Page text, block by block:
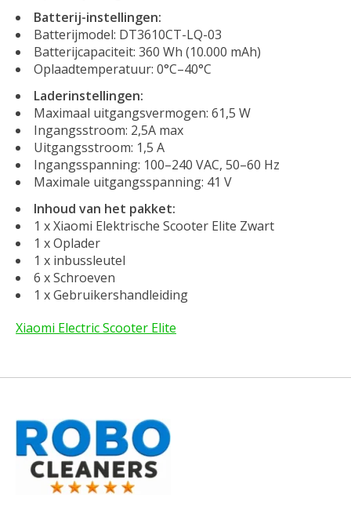
Batterij-instellingen:
Batterijmodel: DT3610CT-LQ-03
Batterijcapaciteit: 360 Wh (10.000 mAh)
Oplaadtemperatuur: 0°C–40°C
Laderinstellingen:
Maximaal uitgangsvermogen: 61,5 W
Ingangsstroom: 2,5A max
Uitgangsstroom: 1,5 A
Ingangsspanning: 100–240 VAC, 50–60 Hz
Maximale uitgangsspanning: 41 V
Inhoud van het pakket:
1 x Xiaomi Elektrische Scooter Elite Zwart
1 x Oplader
1 x inbussleutel
6 x Schroeven
1 x Gebruikershandleiding
Xiaomi Electric Scooter Elite